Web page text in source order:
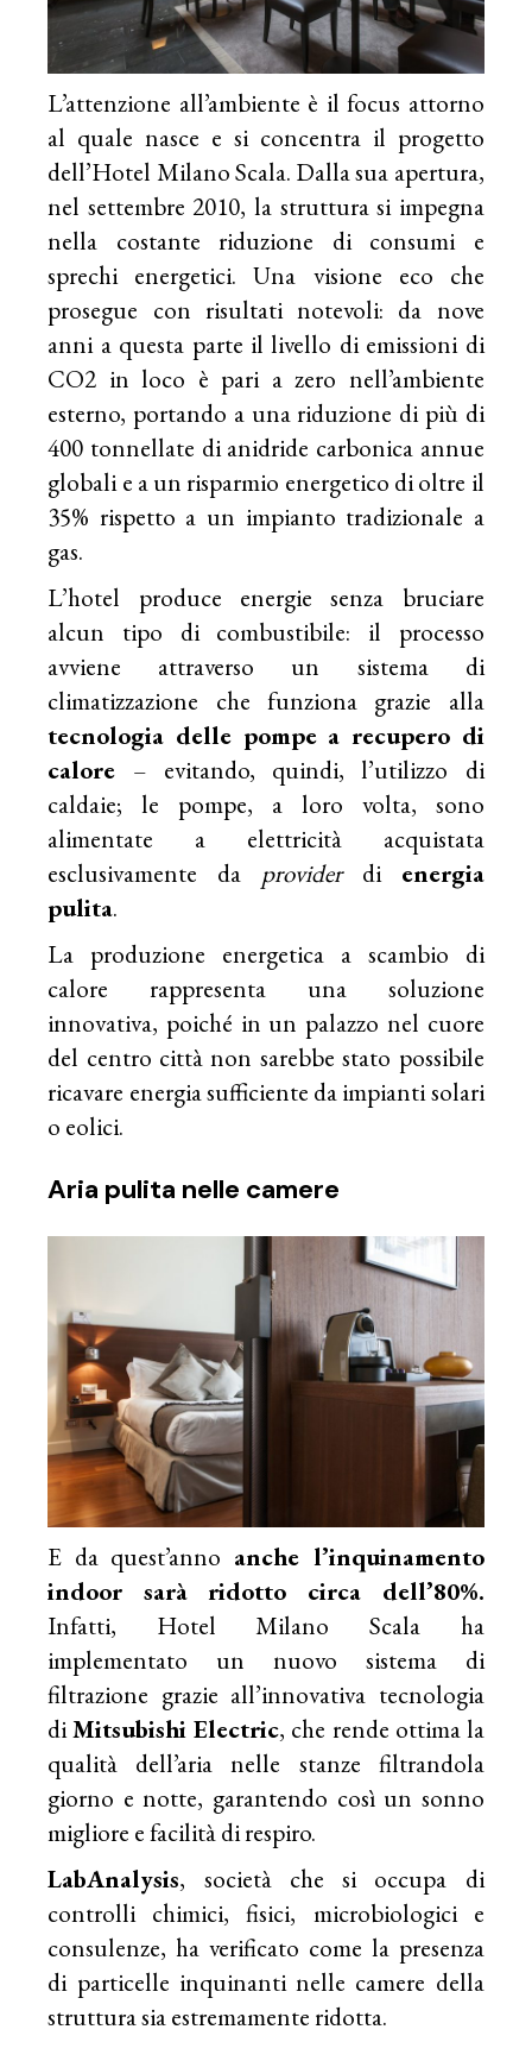
L’attenzione all’ambiente è il focus attorno
al quale nasce e si concentra il progetto
dell’Hotel Milano Scala. Dalla sua apertura,
nel settembre 2010, la struttura si impegna
nella costante riduzione di consumi e
sprechi energetici. Una visione eco che
prosegue con risultati notevoli: da nove
anni a questa parte il livello di emissioni di
CO2 in loco è pari a zero nell’ambiente
esterno, portando a una riduzione di più di
400 tonnellate di anidride carbonica annue
globali e a un risparmio energetico di oltre il
35% rispetto a un impianto tradizionale a
gas.
L’hotel produce energie senza bruciare
alcun tipo di combustibile: il processo
avviene attraverso un sistema di
climatizzazione che funziona grazie alla
tecnologia delle pompe a recupero di
calore – evitando, quindi, l’utilizzo di
caldaie; le pompe, a loro volta, sono
alimentate a elettricità acquistata
esclusivamente da provider di energia
pulita.
La produzione energetica a scambio di
calore rappresenta una soluzione
innovativa, poiché in un palazzo nel cuore
del centro città non sarebbe stato possibile
ricavare energia sufficiente da impianti solari
o eolici.
Aria pulita nelle camere
E da quest’anno anche l’inquinamento
indoor sarà ridotto circa dell’80%.
Infatti, Hotel Milano Scala ha
implementato un nuovo sistema di
filtrazione grazie all’innovativa tecnologia
diMitsubishi Electric, che rende ottima la
qualità dell’aria nelle stanze filtrandola
giorno e notte, garantendo così un sonno
migliore e facilità di respiro.
LabAnalysis, società che si occupa di
controlli chimici, fisici, microbiologici e
consulenze, ha verificato come la presenza
di particelle inquinanti nelle camere della
struttura sia estremamente ridotta.